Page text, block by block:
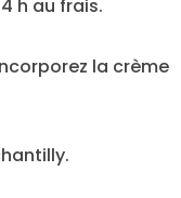
h au frais.
la crème